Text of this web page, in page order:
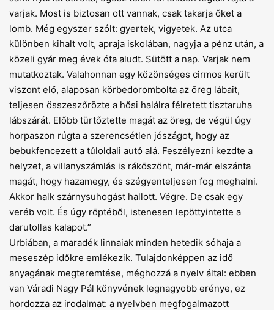
varjak. Most is biztosan ott vannak, csak takarja őket a
lomb. Még egyszer szólt: gyertek, vigyetek. Az utca
különben kihalt volt, apraja iskolában, nagyja a pénz után, a
közeli gyár meg évek óta aludt. Sütött a nap. Varjak nem
mutatkoztak. Valahonnan egy közönséges cirmos került
viszont elő, alaposan körbedorombolta az öreg lábait,
teljesen összeszőrözte a hősi halálra félretett tisztaruha
lábszárát. Előbb türtőztette magát az öreg, de végül úgy
horpaszon rúgta a szerencsétlen jószágot, hogy az
bebukfencezett a túloldali autó alá. Feszélyezni kezdte a
helyzet, a villanyszámlás is ráköszönt, már-már elszánta
magát, hogy hazamegy, és szégyenteljesen fog meghalni.
Akkor halk szárnysuhogást hallott. Végre. De csak egy
veréb volt. És úgy röptéből, istenesen lepöttyintette a
darutollas kalapot.”
Urbiában, a maradék linnaiak minden hetedik sóhaja a
meseszép időkre emlékezik. Tulajdonképpen az idő
anyagának megteremtése, méghozzá a nyelv által: ebben
van Váradi Nagy Pál könyvének legnagyobb erénye, ez
hordozza az irodalmat: a nyelvben megfogalmazott